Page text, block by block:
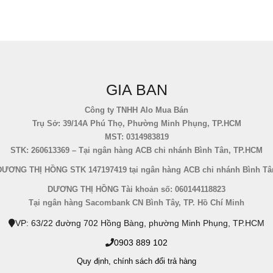
GIA BAN
Công ty TNHH Alo Mua Bán
Trụ Sở: 39/14A Phú Thọ, Phường Minh Phụng, TP.HCM
MST: 0314983819
STK: 260613369 – Tại ngân hàng ACB chi nhánh Bình Tân, TP.HCM
THỊ HỒNG STK 147197419 tại ngân hàng ACB chi nhánh Bình
DƯƠNG THỊ HỒNG Tài khoản số: 060144118823
Tại ngân hàng Sacombank CN Bình Tây, TP. Hồ Chí Minh
VP: 63/22 đường 702 Hồng Bàng, phường Minh Phụng, TP.HCM
0903 889 102
Quy định, chính sách đổi trả hàng